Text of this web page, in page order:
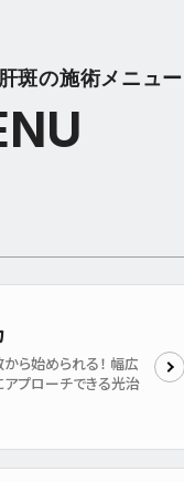
斑の施術メニュー
ら始められる！ 幅広
プローチできる光治